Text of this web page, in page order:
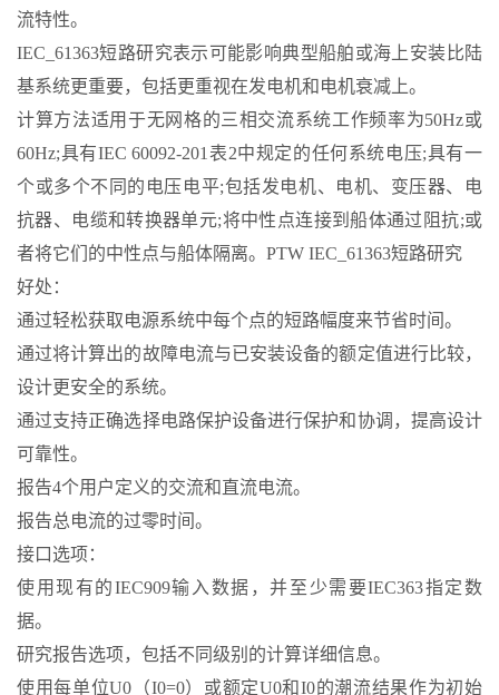
流特性。
IEC_61363短路研究表示可能影响典型船舶或海上安装比陆
基系统更重要，包括更重视在发电机和电机衰减上。
计算方法适用于无网格的三相交流系统工作频率为50Hz或
60Hz;具有IEC 60092-201表2中规定的任何系统电压;具有一
个或多个不同的电压电平;包括发电机、电机、变压器、电
抗器、电缆和转换器单元;将中性点连接到船体通过阻抗;或
者将它们的中性点与船体隔离。PTW IEC_61363短路研究
好处：
通过轻松获取电源系统中每个点的短路幅度来节省时间。
通过将计算出的故障电流与已安装设备的额定值进行比较，
设计更安全的系统。
通过支持正确选择电路保护设备进行保护和协调，提高设计
可靠性。
报告4个用户定义的交流和直流电流。
报告总电流的过零时间。
接口选项：
使用现有的IEC909输入数据，并至少需要IEC363指定数
据。
研究报告选项，包括不同级别的计算详细信息。
使用每单位U0（I0=0）或额定U0和I0的潮流结果作为初始